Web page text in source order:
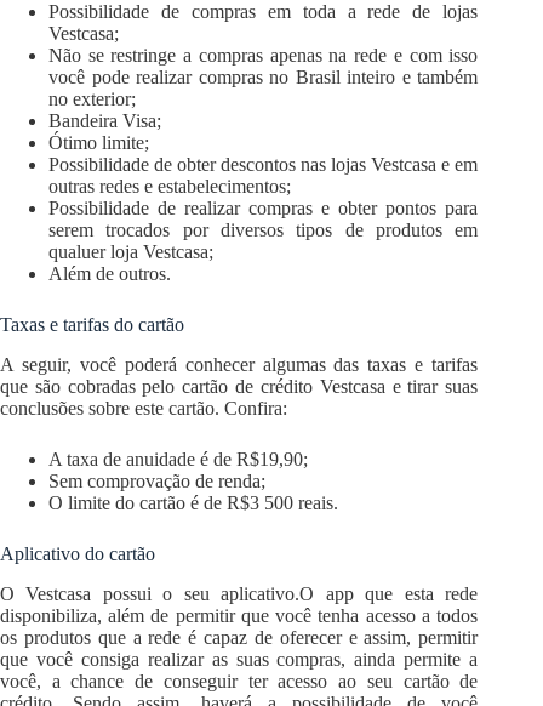
Possibilidade de compras em toda a rede de lojas
Vestcasa;
Não se restringe a compras apenas na rede e com isso
você pode realizar compras no Brasil inteiro e também
no exterior;
Bandeira Visa;
Ótimo limite;
Possibilidade de obter descontos nas lojas Vestcasa e em
outras redes e estabelecimentos;
Possibilidade de realizar compras e obter pontos para
serem trocados por diversos tipos de produtos em
qualuer loja Vestcasa;
Além de outros.
Taxas e tarifas do cartão
A seguir, você poderá conhecer algumas das taxas e tarifas
que são cobradas pelo cartão de crédito Vestcasa e tirar suas
conclusões sobre este cartão. Confira:
A taxa de anuidade é de R$19,90;
Sem comprovação de renda;
O limite do cartão é de R$3 500 reais.
Aplicativo do cartão
O Vestcasa possui o seu aplicativo.O app que esta rede
disponibiliza, além de permitir que você tenha acesso a todos
os produtos que a rede é capaz de oferecer e assim, permitir
que você consiga realizar as suas compras, ainda permite a
você, a chance de conseguir ter acesso ao seu cartão de